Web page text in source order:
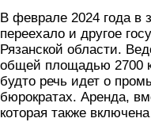
В феврале 2024 года в
переехало и другое
Рязанской области.
общей площадью 2700
будто речь идет о
бюрократах. Аренда,
которая также